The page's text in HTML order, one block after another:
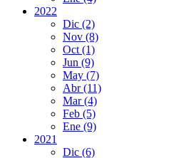
2022
Dic (2)
Nov (8)
Oct (1)
Jun (9)
May (7)
Abr(11)
Mar(4)
Feb (5)
Ene (9)
2021
Dic (6)